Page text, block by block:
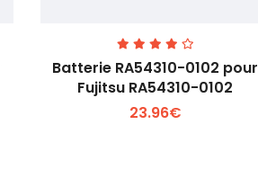
Voir plus +
Batterie RA54310-0102 pour
Fujitsu RA54310-0102
23.96€